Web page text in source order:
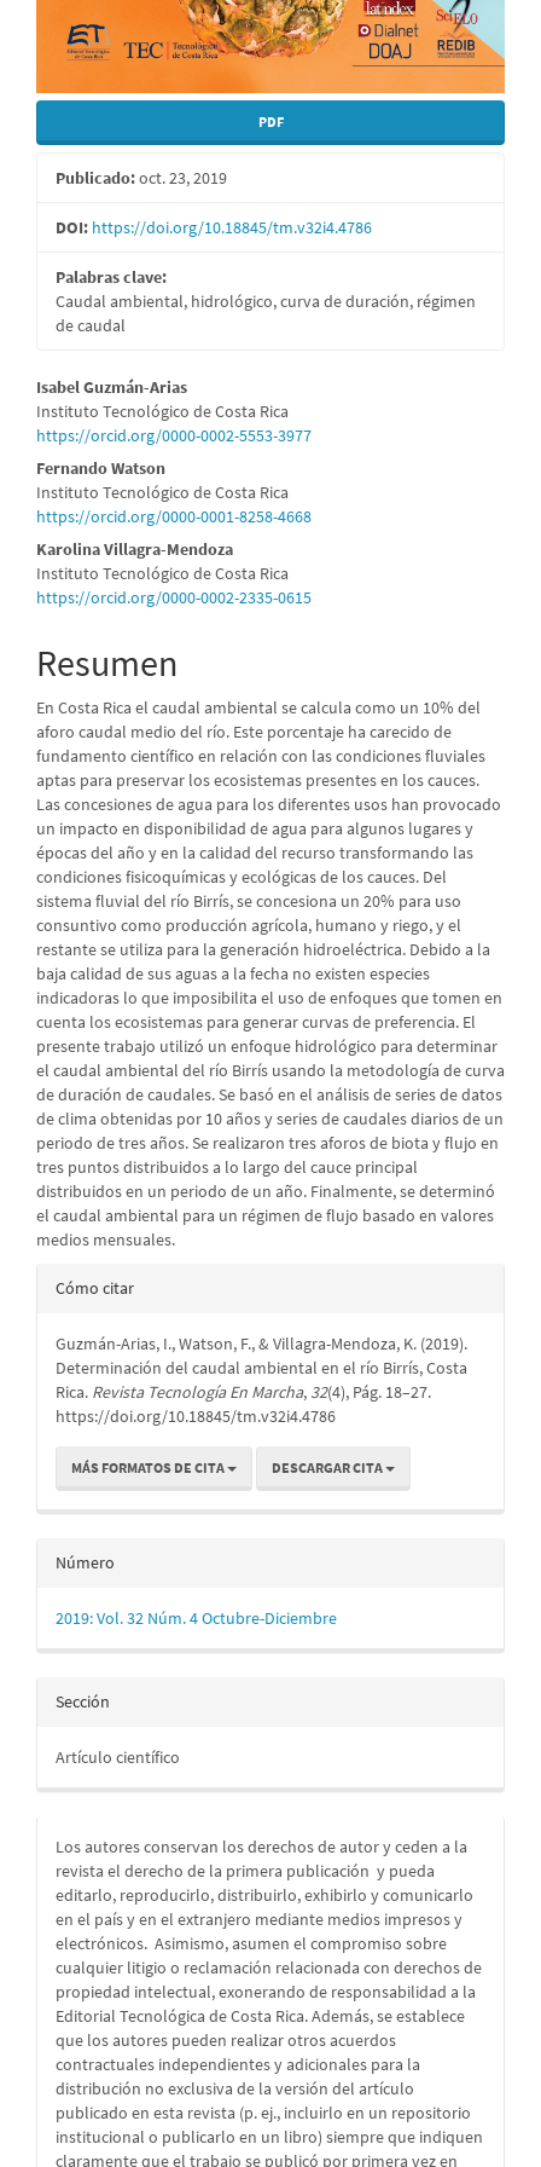
PDF
Publicado:oct. 23, 2019
DOI: https://doi.org/10.18845/tm.v32i4.4786
Palabras clave:
Caudal ambiental, hidrológico, curva de duración, régimen
de caudal
Contenido
principal
del
artículo
Isabel Guzmán-Arias
Instituto Tecnológico de Costa Rica
https://orcid.org/0000-0002-5553-3977
Fernando Watson
Instituto Tecnológico de Costa Rica
https://orcid.org/0000-0001-8258-4668
Karolina Villagra-Mendoza
Instituto Tecnológico de Costa Rica
https://orcid.org/0000-0002-2335-0615
Resumen
En Costa Rica el caudal ambiental se calcula como un 10% del
aforo caudal medio del río. Este porcentaje ha carecido de
fundamento científico en relación con las condiciones fluviales
aptas para preservar los ecosistemas presentes en los cauces.
Las concesiones de agua para los diferentes usos han provocado
un impacto en disponibilidad de agua para algunos lugares y
épocas del año y en la calidad del recurso transformando las
condiciones fisicoquímicas y ecológicas de los cauces. Del
sistema fluvial del río Birrís, se concesiona un 20% para uso
consuntivo como producción agrícola, humano y riego, y el
restante se utiliza para la generación hidroeléctrica. Debido a la
baja calidad de sus aguas a la fecha no existen especies
indicadoras lo que imposibilita el uso de enfoques que tomen en
cuenta los ecosistemas para generar curvas de preferencia. El
presente trabajo utilizó un enfoque hidrológico para determinar
el caudal ambiental del río Birrís usando la metodología de curva
de duración de caudales. Se basó en el análisis de series de datos
de clima obtenidas por 10 años y series de caudales diarios de un
periodo de tres años. Se realizaron tres aforos de biota y flujo en
tres puntos distribuidos a lo largo del cauce principal
distribuidos en un periodo de un año. Finalmente, se determinó
el caudal ambiental para un régimen de flujo basado en valores
medios mensuales.
Detalles
artículo
Cómo citar
Guzmán-Arias, I., Watson, F., & Villagra-Mendoza, K. (2019).
Determinación del caudal ambiental en el río Birrís, Costa
Rica. Revista Tecnología En Marcha, 32(4), Pág. 18–27.
https://doi.org/10.18845/tm.v32i4.4786
MÁS FORMATOS DE CITA DESCARGAR CITA
Número
2019: Vol. 32 Núm. 4 Octubre-Diciembre
Sección
Artículo científico
Los autores conservan los derechos de autor y ceden a la
revista el derecho de la primera publicación y pueda
editarlo, reproducirlo, distribuirlo, exhibirlo y comunicarlo
en el país y en el extranjero mediante medios impresos y
electrónicos. Asimismo, asumen el compromiso sobre
cualquier litigio o reclamación relacionada con derechos de
propiedad intelectual, exonerando de responsabilidad a la
Editorial Tecnológica de Costa Rica. Además, se establece
que los autores pueden realizar otros acuerdos
contractuales independientes y adicionales para la
distribución no exclusiva de la versión del artículo
publicado en esta revista (p. ej., incluirlo en un repositorio
institucional o publicarlo en un libro) siempre que indiquen
claramente que el trabajo se publicó por primera vez en